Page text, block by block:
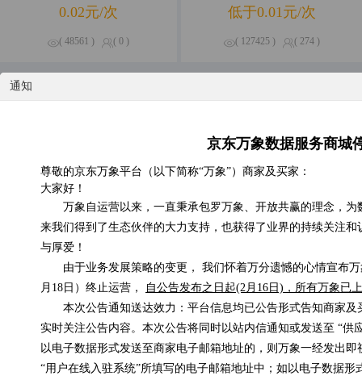
通知
京东万象数据服务商城
尊敬的京东万象平台（以下简称“万象”）商家及买家：
大家好！
万象自运营以来，一直秉承包罗万象、开放共赢的理念，
来我们得到了生态伙伴的大力支持，也获得了业界的持续关注
与厚爱！
由于业务发展策略的变更， 我们怀着万分遗憾的心情宣布
月18日）终止运营，
自公告发布之日起(2月16日)，所有万象已
本次公告通知送达效力：平台信息均已公告形式告知商家
实时关注公告内容。本次公告将同时以站内信通知或发送至 “供
以电子数据形式发送至商家电子邮箱地址的，则万象一经发出
“用户在线入驻系统”所填写的电子邮箱地址中；如以电子数据
0.02元/次
( 48561 ) ( 0 )
低于0.01元/次
( 127425 ) ( 274 )
特惠专区
低于0.01元/次
手机在网时长
0.3元/次
在线支付信息补单
0.1元/次